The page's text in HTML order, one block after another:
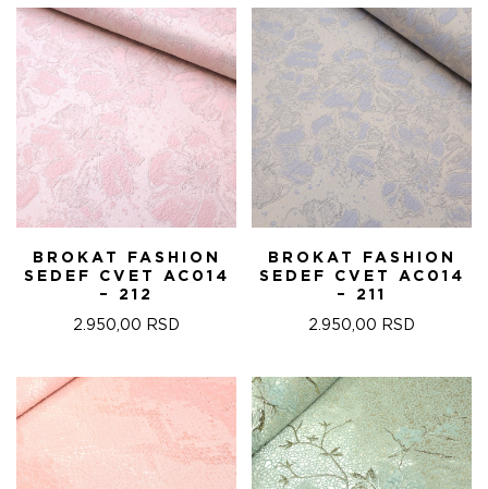
5.100,00 RSD.
BROKAT FASHION
SEDEF CVET AC014
– 212
2.950,00 RSD
BROKAT FASHION
SEDEF CVET AC014
– 211
2.950,00 RSD